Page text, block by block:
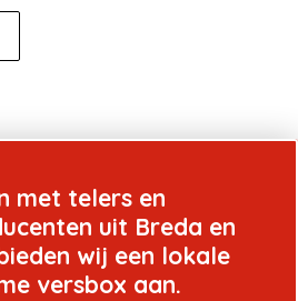
met telers en
uit Breda en
wij een lokale
versbox aan.